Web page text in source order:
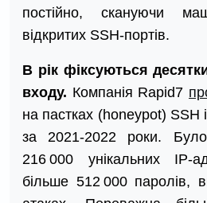
постійно, скануючи
відкритих SSH-портів.
В рік фіксуються
входу. Компанія Rapid7
на пастках (honeypot) SSH
за 2021-2022 роки.
216 000 унікальних IP-
більше 512 000 паролів,